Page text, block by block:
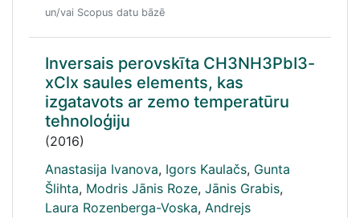
un/vai Scopus datu bāzē
Inversais perovskīta CH3NH3PbI3-
xClx saules elements, kas
izgatavots ar zemo temperatūru
tehnoloģiju
(2016)
Anastasija Ivanova, Igors Kaulačs, Gunta
Šlihta, Modris Jānis Roze, Jānis Grabis,
Laura Rozenberga-Voska, Andrejs